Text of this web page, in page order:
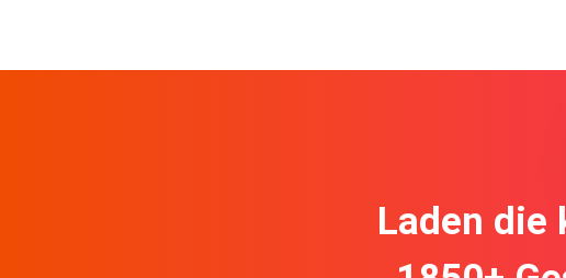
Laden die